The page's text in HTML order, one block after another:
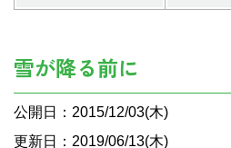
雪が降る前に
公開日：2015/12/03(木)
更新日：2019/06/13(木)